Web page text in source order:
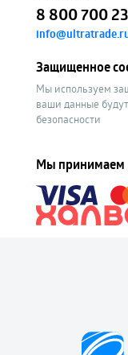
8 800 700
Защищенное
Мы используем
ваши данные
безопасности
Мы принимаем